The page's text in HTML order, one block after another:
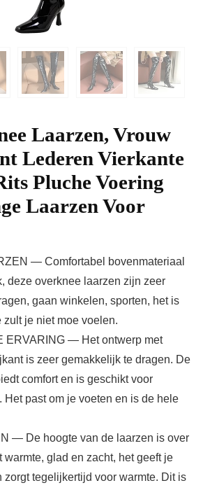
Laarzen, Vrouw
Lederen Vierkante
Pluche Voering
Laarzen Voor
— Comfortabel bovenmateriaal
deze overknee laarzen zijn zeer
gaan winkelen, sporten, het is
je niet moe voelen.
ERVARING — Het ontwerp met
is zeer gemakkelijk te dragen. De
comfort en is geschikt voor
Het past om je voeten en is de hele
— De hoogte van de laarzen is over
warmte, glad en zacht, het geeft je
tegelijkertijd voor warmte. Dit is